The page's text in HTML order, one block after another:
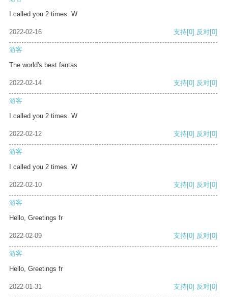
I called you 2 times. W
2022-02-16 支持[0] 反对[0]
游客
The world's best fantas
2022-02-14 支持[0] 反对[0]
游客
I called you 2 times. W
2022-02-12 支持[0] 反对[0]
游客
I called you 2 times. W
2022-02-10 支持[0] 反对[0]
游客
Hello, Greetings fr
2022-02-09 支持[0] 反对[0]
游客
Hello, Greetings fr
2022-01-31 支持[0] 反对[0]